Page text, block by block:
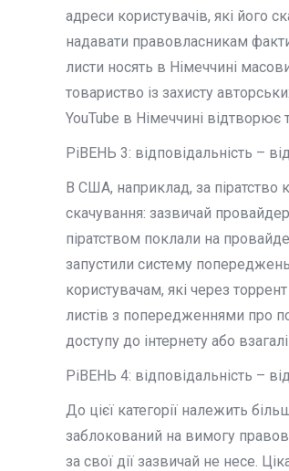
адреси користувачів, які його
надавати правовласникам
листи носять в Німеччині
товариство із захисту
YouTube в Німеччині відтворює
РіВЕНЬ 3: відповідальність
В США, наприклад, за піратство
скачування: зазвичай
піратством поклали на
запустили систему
користувачам, які через
листів з попередженнями про
доступу до інтернету або
РіВЕНЬ 4: відповідальність –
До цієї категорії належить
заблокований на вимогу
за свої дії зазвичай не несе.